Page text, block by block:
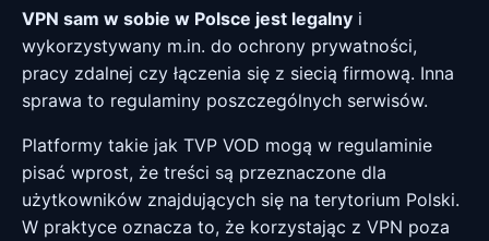
VPN sam w sobie w Polsce jest legalny i
wykorzystywany m.in. do ochrony prywatności,
pracy zdalnej czy łączenia się z siecią firmową. Inna
sprawa to regulaminy poszczególnych serwisów.
Platformy takie jak TVP VOD mogą w regulaminie
pisać wprost, że treści są przeznaczone dla
użytkowników znajdujących się na terytorium Polski.
W praktyce oznacza to, że korzystając z VPN poza